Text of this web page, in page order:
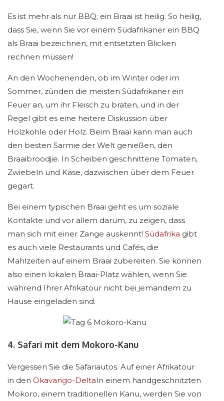
Es ist mehr als nur BBQ; ein Braai ist heilig. So heilig,
dass Sie, wenn Sie vor einem Südafrikaner ein BBQ
als Braai bezeichnen, mit entsetzten Blicken
rechnen müssen!
An den Wochenenden, ob im Winter oder im
Sommer, zünden die meisten Südafrikaner ein
Feuer an, um ihr Fleisch zu braten, und in der
Regel gibt es eine heitere Diskussion über
Holzkohle oder Holz. Beim Braai kann man auch
den besten Sarmie der Welt genießen, den
Braaibroodjie. In Scheiben geschnittene Tomaten,
Zwiebeln und Käse, dazwischen über dem Feuer
gegart.
Bei einem typischen Braai geht es um soziale
Kontakte und vor allem darum, zu zeigen, dass
man sich mit einer Zange auskennt! Südafrika gibt
es auch viele Restaurants und Cafés, die
Mahlzeiten auf einem Braai zubereiten. Sie können
also einen lokalen Braai-Platz wählen, wenn Sie
während Ihrer Afrikatour nicht bei jemandem zu
Hause eingeladen sind.
4. Safari mit dem Mokoro-Kanu
Vergessen Sie die Safariautos. Auf einer Afrikatour
in den Okavango-DeltaIn einem handgeschnitzten
Mokoro, einem traditionellen Kanu, werden Sie von